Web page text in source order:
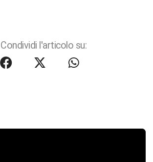
Condividi l'articolo su: